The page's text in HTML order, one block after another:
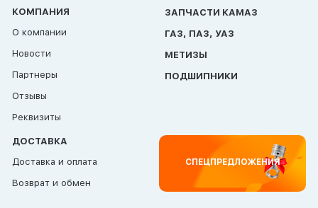
КОМПАНИЯ
О компании
Новости
Партнеры
Отзывы
Реквизиты
ЗАПЧАСТИ КАМАЗ
ГАЗ, ПАЗ, УАЗ
МЕТИЗЫ
ПОДШИПНИКИ
ДОСТАВКА
Доставка и оплата
Возврат и обмен
СПЕЦПРЕДЛОЖЕНИЯ